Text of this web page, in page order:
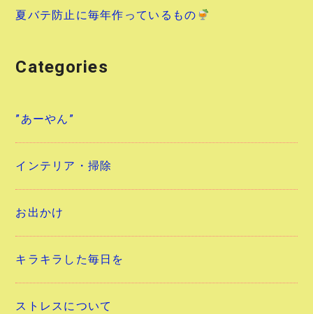
夏バテ防止に毎年作っているもの
Categories
”あーやん”
インテリア・掃除
お出かけ
キラキラした毎日を
ストレスについて